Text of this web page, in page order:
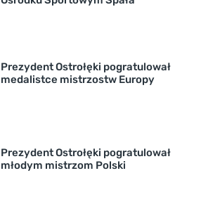
Prezydent Ostrołęki pogratulował
medalistce mistrzostw Europy
Prezydent Ostrołęki pogratulował
młodym mistrzom Polski